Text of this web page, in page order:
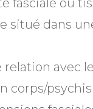
fasciale ou
situé dans
relation avec
corps/